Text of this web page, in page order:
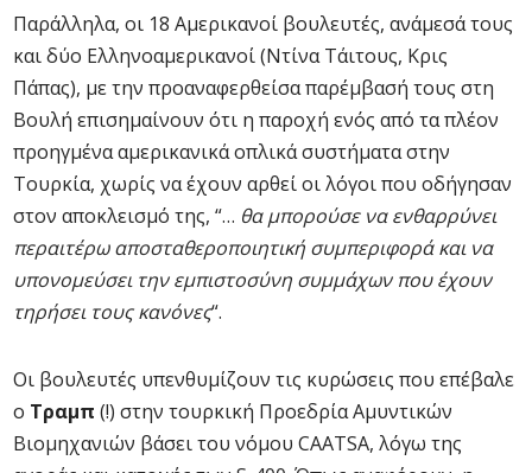
Παράλληλα, οι 18 Αμερικανοί βουλευτές, ανάμεσά τους
και δύο Ελληνοαμερικανοί (Ντίνα Τάιτους, Κρις
Πάπας), με την προαναφερθείσα παρέμβασή τους στη
Βουλή επισημαίνουν ότι η παροχή ενός από τα πλέον
προηγμένα αμερικανικά οπλικά συστήματα στην
Τουρκία, χωρίς να έχουν αρθεί οι λόγοι που οδήγησαν
στον αποκλεισμό της, “… θα μπορούσε να ενθαρρύνει
περαιτέρω αποσταθεροποιητική συμπεριφορά και να
υπονομεύσει την εμπιστοσύνη συμμάχων που έχουν
τηρήσει τους κανόνες“.
Οι βουλευτές υπενθυμίζουν τις κυρώσεις που επέβαλε
ο Τραμπ (!) στην τουρκική Προεδρία Αμυντικών
Βιομηχανιών βάσει του νόμου CAATSA, λόγω της